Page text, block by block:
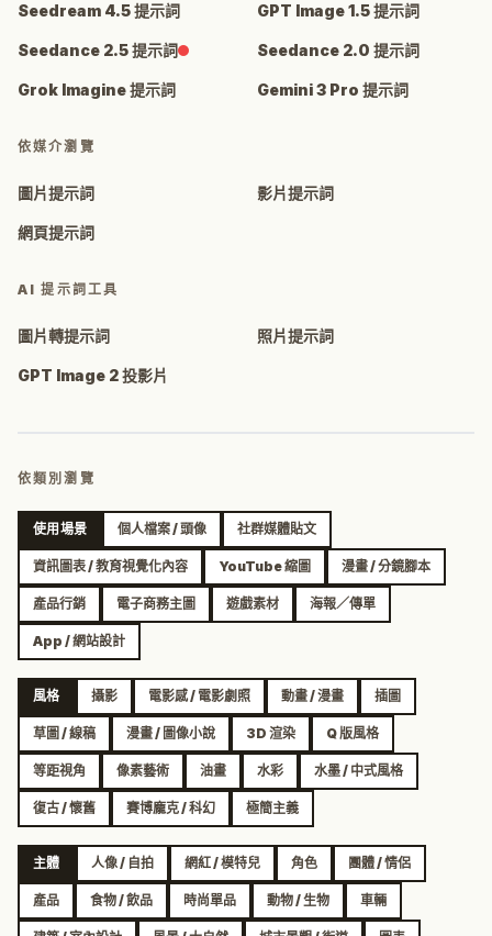
Seedream 4.5 提示詞 GPT Image 1.5 提示詞
Seedance 2.5 提示詞 Seedance 2.0 提示詞
Grok Imagine 提示詞 Gemini 3 Pro 提示詞
依媒介瀏覽
圖片提示詞 影片提示詞
網頁提示詞
AI 提示詞工具
圖片轉提示詞 照片提示詞
GPT Image 2 投影片
依類別瀏覽
使用場景 個人檔案 / 頭像 社群媒體貼文
資訊圖表 / 教育視覺化內容 YouTube 縮圖 漫畫 / 分鏡腳本
產品行銷 電子商務主圖 遊戲素材 海報／傳單
App / 網站設計
風格 攝影 電影感 / 電影劇照 動畫 / 漫畫 插圖
草圖 / 線稿 漫畫 / 圖像小說 3D 渲染 Q 版風格
等距視角 像素藝術 油畫 水彩 水墨 / 中式風格
復古 / 懷舊 賽博龐克 / 科幻 極簡主義
主體 人像 / 自拍 網紅 / 模特兒 角色 團體 / 情侶
產品 食物 / 飲品 時尚單品 動物 / 生物 車輛